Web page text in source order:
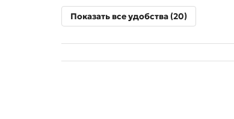
Показать все удобства (20)